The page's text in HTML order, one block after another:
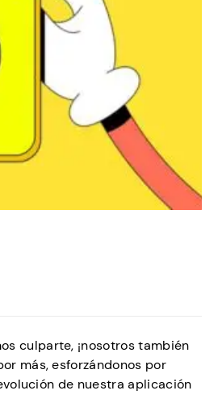
culparte, ¡nosotros también
más, esforzándonos por
de nuestra aplicación